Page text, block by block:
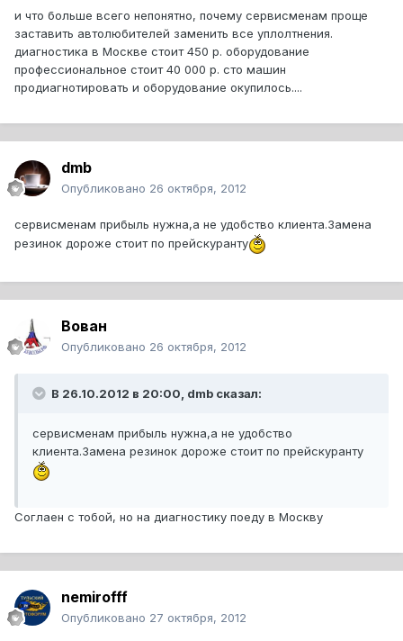
и что больше всего непонятно, почему сервисменам проще
заставить автолюбителей заменить все уплолтнения.
диагностика в Москве стоит 450 р. оборудование
профессиональное стоит 40 000 р. сто машин
продиагнотировать и оборудование окупилось....
dmb
Опубликовано 26 октября, 2012
сервисменам прибыль нужна,а не удобство клиента.Замена
резинок дороже стоит по прейскуранту
Вован
Опубликовано 26 октября, 2012
В 26.10.2012 в 20:00, dmb сказал:
сервисменам прибыль нужна,а не удобство
клиента.Замена резинок дороже стоит по прейскуранту
Соглаен с тобой, но на диагностику поеду в Москву
nemirofff
Опубликовано 27 октября, 2012